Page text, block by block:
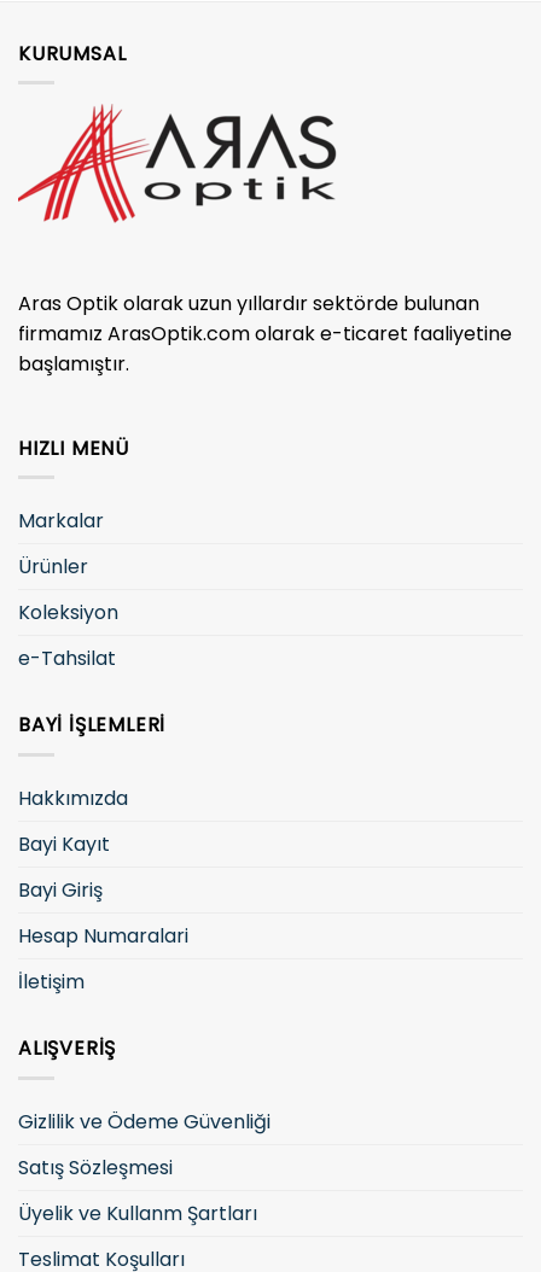
KURUMSAL
Aras Optik olarak uzun yıllardır sektörde bulunan
firmamız ArasOptik.com olarak e-ticaret faaliyetine
başlamıştır.
HIZLI MENÜ
Markalar
Ürünler
Koleksiyon
e-Tahsilat
BAYI İŞLEMLERI
Hakkımızda
Bayi Kayıt
Bayi Giriş
Hesap Numaralari
İletişim
ALIŞVERIŞ
Gizlilik ve Ödeme Güvenliği
Satış Sözleşmesi
Üyelik ve Kullanm Şartları
Teslimat Koşulları